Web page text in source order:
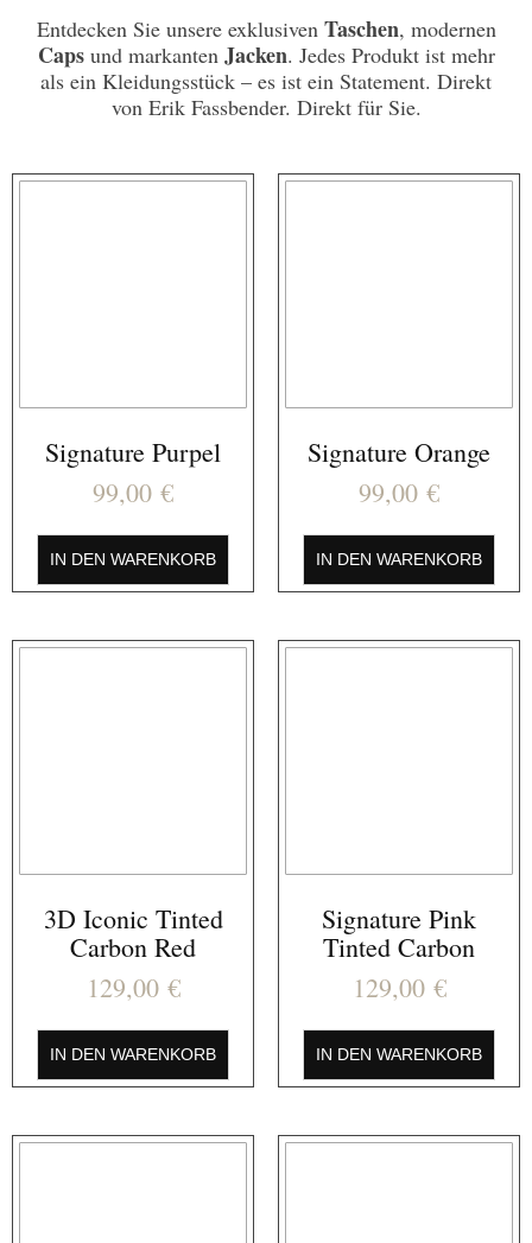
Entdecken Sie unsere exklusiven Taschen, modernen
Capsund markanten Jacken. Jedes Produkt ist mehr
als ein Kleidungsstück – es ist ein Statement. Direkt
von Erik Fassbender. Direkt für Sie.
Signature Purpel
99,00 €
IN DEN WARENKORB
Signature Orange
99,00 €
IN DEN WARENKORB
3D Iconic Tinted
Carbon Red
129,00 €
IN DEN WARENKORB
Signature Pink
Tinted Carbon
129,00 €
IN DEN WARENKORB